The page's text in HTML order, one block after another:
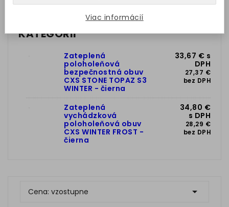
NAJPREDÁVANEJŠIE PRODUKTY V
KATEGÓRII
Zateplená
poloholeňová
bezpečnostná obuv
CXS STONE TOPAZ S3
WINTER - čierna
33,67 € s
DPH
27,37 €
bez DPH
Zateplená
vychádzková
poloholeňová obuv
CXS WINTER FROST -
čierna
34,80 €
s DPH
28,29 €
bez DPH
Cena: vzostupne 
Viac informácií